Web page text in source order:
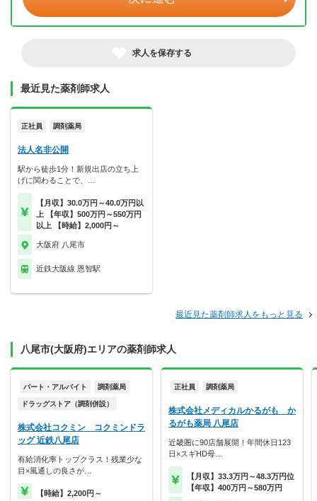
求人を保存する
最近見た薬剤師求人
正社員 調剤薬局
法人名非公開
駅から徒歩1分！新規出店の立ち上
げに関わることで、…
【月収】30.0万円～40.0万円以
上 【年収】500万円～550万円
以上 【時給】2,000円～
大阪府 八尾市
近鉄大阪線 恩智駅
最近見た薬剤師求人をもっと見る
八尾市(大阪府)エリアの薬剤師求人
パート・アルバイト 調剤薬局
ドラッグストア（調剤併設）
株式会社コクミン コクミンドラ
ッグ 近鉄八尾店
有給消化率トップクラス！残業少な
目×風通しの良さが…
【時給】2,200円～
正社員 調剤薬局
株式会社メディカルかるがも か
るがも薬局 八尾店
近畿圏に90店舗展開！年間休日123
日×スギHD母…
【月収】33.3万円～48.3万円位
【年収】400万円～580万円